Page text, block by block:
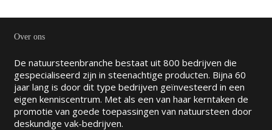
Over ons
De natuursteenbranche bestaat uit 800 bedrijven die
gespecialiseerd zijn in steenachtige producten. Bijna 60
jaar lang is door dit type bedrijven geïnvesteerd in een
eigen kenniscentrum. Met als een van haar kerntaken de
promotie van goede toepassingen van natuursteen door
deskundige vak-bedrijven.